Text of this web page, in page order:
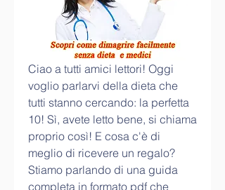
Ciao a tutti amici lettori! Oggi
voglio parlarvi della dieta che
tutti stanno cercando: la perfetta
10! Sì, avete letto bene, si chiama
proprio così! E cosa c'è di
meglio di ricevere un regalo?
Stiamo parlando di una guida
completa in formato pdf che